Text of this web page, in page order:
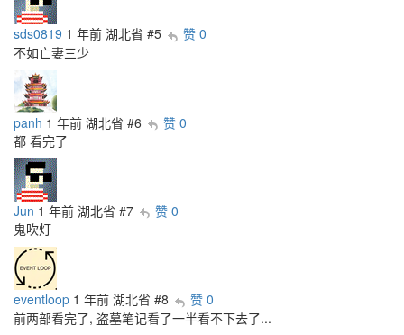
sds0819 1 年前 湖北省 #5
赞 0
不如亡妻三少
panh 1 年前 湖北省 #6
赞 0
都 看完了
Jun 1 年前 湖北省 #7
赞 0
鬼吹灯
eventloop 1 年前 湖北省 #8
赞 0
前两部看完了, 盗墓笔记看了一半看不下去了...